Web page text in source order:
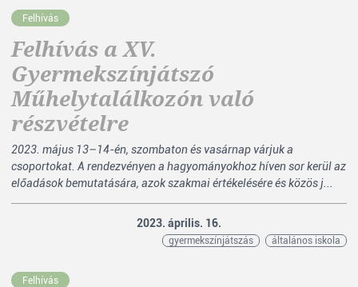
Felhívás
Felhívás a XV.
Gyermekszínjátszó
Műhelytalálkozón való
részvételre
2023. május 13–14-én, szombaton és vasárnap várjuk a
csoportokat. A rendezvényen a hagyományokhoz híven sor kerül az
előadások bemutatására, azok szakmai értékelésére és közös j...
2023. április. 16.
gyermekszínjátszás általános iskola
Felhívás